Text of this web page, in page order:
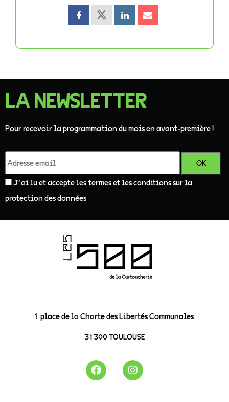
LA NEWSLETTER
Pour recevoir la programmation du mois en avant-première !
J'ai lu et accepte les termes et les conditions sur la
protection des données
1 place de la Charte des Libertés Communales
31300 TOULOUSE